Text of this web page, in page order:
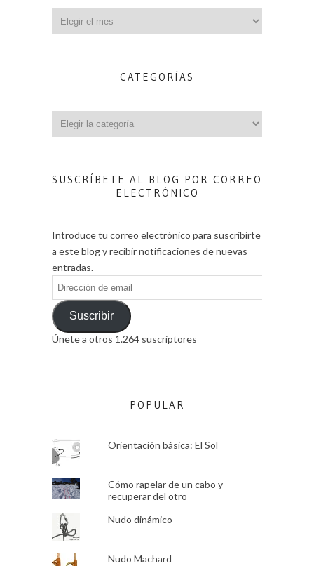
CATEGORÍAS
SUSCRÍBETE AL BLOG POR CORREO
ELECTRÓNICO
Introduce tu correo electrónico para suscribirte
a este blog y recibir notificaciones de nuevas
entradas.
Dirección
de
emailSuscribir
Únete a otros 1.264 suscriptores
POPULAR
Orientación básica: El Sol
Cómo rapelar de un cabo y
recuperar del otro
Nudo dinámico
Nudo Machard